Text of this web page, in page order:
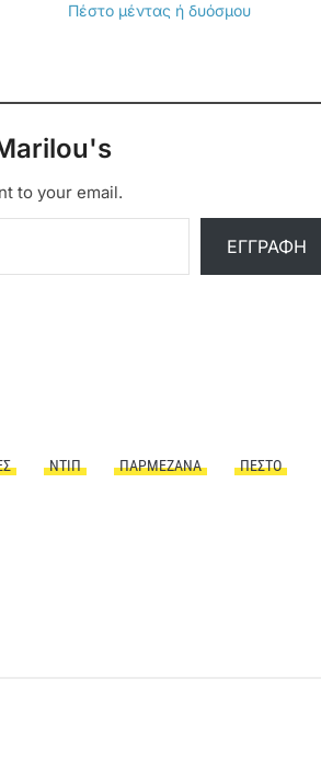
Πέστο μέντας ή δυόσμου
to your email.
ΕΓΓΡΑΦΉ
ΝΤΙΠ ΠΑΡΜΕΖΆΝΑ
ΠΈΣΤΟ